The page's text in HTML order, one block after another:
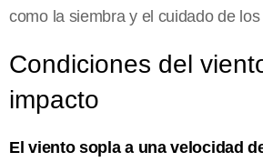
como la siembra y el cuidado de
Condiciones del
impacto
El viento sopla a una velocidad